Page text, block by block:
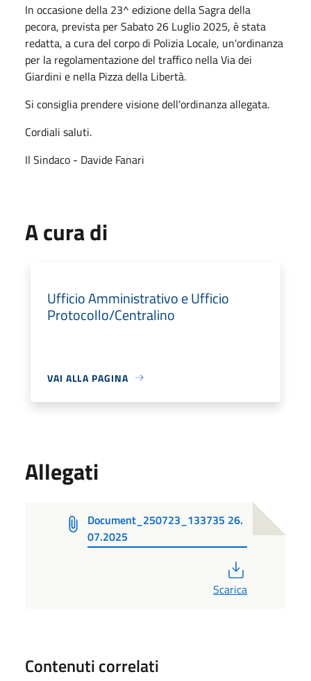
In occasione della 23^ edizione della Sagra della
pecora, prevista per Sabato 26 Luglio 2025, è stata
redatta, a cura del corpo di Polizia Locale, un'ordinanza
per la regolamentazione del traffico nella Via dei
Giardini e nella Pizza della Libertà.
Si consiglia prendere visione dell'ordinanza allegata.
Cordiali saluti.
Il Sindaco - Davide Fanari
A cura di
Ufficio Amministrativo e Ufficio
Protocollo/Centralino
VAI ALLA PAGINA
Allegati
Document_250723_133735 26.
07.2025
Scarica
Contenuti correlati